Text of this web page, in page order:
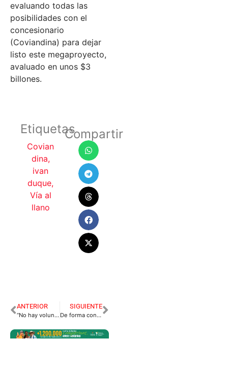
evaluando todas las
posibilidades con el
concesionario
(Coviandina) para dejar
listo este megaproyecto,
avaluado en unos $3
billones.
Etiquetas
Covian
dina,
ivan
duque,
Vía al
llano
Compartir
ANTERIOR
“No hay voluntad de la administración”: conductores
SIGUIENTE
De forma condicional se levantó paro de colectivas